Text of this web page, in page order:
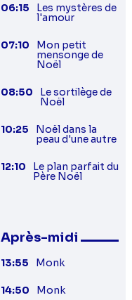
06:15 Les mystères de
l'amour
07:10 Mon petit
mensonge de
Noël
08:50 Le sortilège de
Noël
10:25 Noël dans la
peau d'une autre
12:10 Le plan parfait du
Père Noël
Après-midi
13:55 Monk
14:50 Monk